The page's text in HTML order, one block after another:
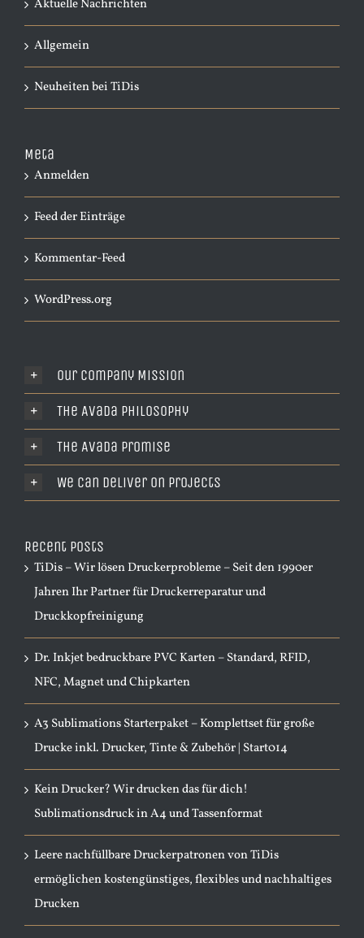
Aktuelle Nachrichten
Allgemein
Neuheiten bei TiDis
Meta
Anmelden
Feed der Einträge
Kommentar-Feed
WordPress.org
Our Company Mission
The Avada Philosophy
The Avada Promise
We Can Deliver On Projects
Recent Posts
TiDis – Wir lösen Druckerprobleme – Seit den 1990er
Jahren Ihr Partner für Druckerreparatur und
Druckkopfreinigung
Dr. Inkjet bedruckbare PVC Karten – Standard, RFID,
NFC, Magnet und Chipkarten
A3 Sublimations Starterpaket – Komplettset für große
Drucke inkl. Drucker, Tinte & Zubehör | Start014
Kein Drucker? Wir drucken das für dich!
Sublimationsdruck in A4 und Tassenformat
Leere nachfüllbare Druckerpatronen von TiDis
ermöglichen kostengünstiges, flexibles und nachhaltiges
Drucken